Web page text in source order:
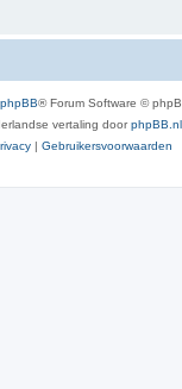
phpBB® Forum Software ©
vertaling doorphpBB.nl
| Gebruikersvoorwaarden